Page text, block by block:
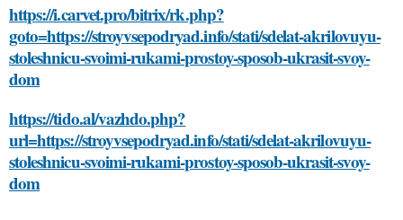
https://i.carvet.pro/bitrix/rk.php?
goto=https://stroyvsepodryad.info/stati/sdelat-akrilovuyu-
stoleshnicu-svoimi-rukami-prostoy-sposob-ukrasit-svoy-
dom
https://tido.al/vazhdo.php?
url=https://stroyvsepodryad.info/stati/sdelat-akrilovuyu-
stoleshnicu-svoimi-rukami-prostoy-sposob-ukrasit-svoy-
dom